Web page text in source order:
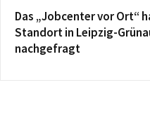
Das „Jobcenter vor Ort“
Standort in Leipzig-
nachgefragt